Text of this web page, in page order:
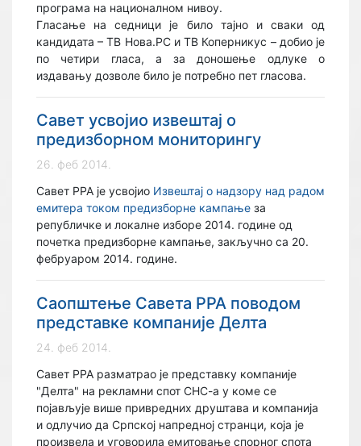
програма на националном нивоу.
Гласање на седници је било тајно и сваки од
кандидата – ТВ Нова.РС и ТВ Коперникус – добио је
по четири гласа, а за доношење одлуке о
издавању дозволе било је потребно пет гласова.
Савет усвојио извештај о
предизборном мониторингу
26. феб 2014.
Савет РРА је усвојио Извештај о надзору над радом
емитера током предизборне кампање за
републичке и локалне изборе 2014. године од
почетка предизборне кампање, закључно са 20.
фебруаром 2014. године.
Саопштење Савета РРА поводом
представке компаније Делта
24. феб 2014.
Савет РРА разматрао је представку компаније
"Делта" на рекламни спот СНС-а у коме се
појављује више привредних друштава и компанија
и одлучио да Српској напредној странци, која је
произвела и уговорила емитовање спорног спота